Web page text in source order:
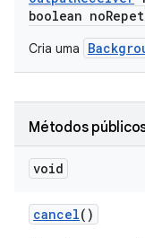
boolean no
Cria uma
Métodos
void
cancel()